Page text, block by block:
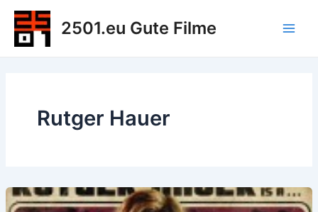
Zum
Inhalt
springen
2501.eu Gute Filme
Rutger Hauer